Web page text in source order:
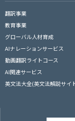
翻訳事業
教育事業
グローバル人材育成
AIナレーションサービス
動画翻訳ライトコース
AI関連サービス
英文法大全(英文法解説サイ